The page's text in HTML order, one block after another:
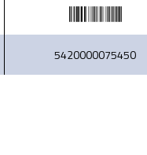
5420000075450